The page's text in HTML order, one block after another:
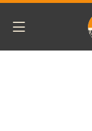
Skip to main content